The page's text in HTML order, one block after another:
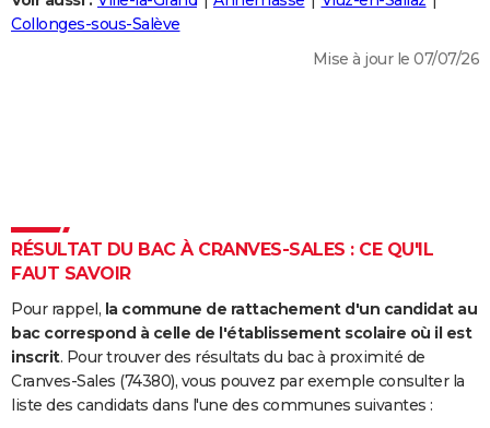
Destinations
City break
Voyage nature
Voyage de noces
Forum
Climat
+
PHOTO
Dictionnaire
Biographies
Citations
Expressions
Proverbes
PROGRAMME TV
S'inscrire
Se connecter
Lycées
Collèges
Primaires
Universités
Entreprises
Service militaire
Avis de recherche
AVIS DE DÉCÈS
FORUM
Collonges-sous-Salève
Mise à jour le 07/07/26
RÉSULTAT DU BAC À CRANVES-SALES : CE QU'IL
FAUT SAVOIR
Pour rappel, la commune de rattachement d'un candidat au
bac correspond à celle de l'établissement scolaire où il est
inscrit. Pour trouver des résultats du bac à proximité de
Cranves-Sales (74380), vous pouvez par exemple consulter la
liste des candidats dans l'une des communes suivantes :